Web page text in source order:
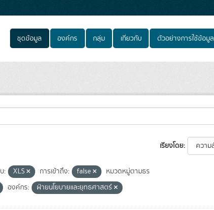
ชุดข้อมูล องค์กร กลุ่ม เกี่ยวกับ ตัวอย่างการใช้ข้อมูล
เรียงโดย
: XLS การเข้าถึง: false
หมวดหมู่ตามธร
องค์กร: ฝ่ายนโยบายและยุทธศาสตร์